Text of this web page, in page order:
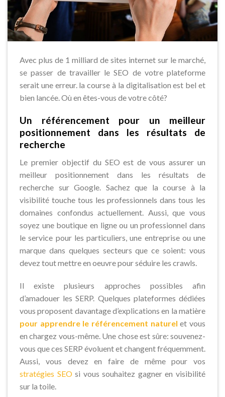
Avec plus de 1 milliard de sites internet sur le marché,
se passer de travailler le SEO de votre plateforme
serait une erreur. la course à la digitalisation est bel et
bien lancée. Où en êtes-vous de votre côté?
Un référencement pour un meilleur
positionnement dans les résultats de
recherche
Le premier objectif du SEO est de vous assurer un
meilleur positionnement dans les résultats de
recherche sur Google. Sachez que la course à la
visibilité touche tous les professionnels dans tous les
domaines confondus actuellement. Aussi, que vous
soyez une boutique en ligne ou un professionnel dans
le service pour les particuliers, une entreprise ou une
marque dans quelques secteurs que ce soient: vous
devez tout mettre en oeuvre pour séduire les crawls.
Il existe plusieurs approches possibles afin
d’amadouer les SERP. Quelques plateformes dédiées
vous proposent davantage d’explications en la matière
pour apprendre le référencement naturel et vous
en chargez vous-même. Une chose est sûre: souvenez-
vous que ces SERP évoluent et changent fréquemment.
Aussi, vous devez en faire de même pour vos
stratégies SEOsi vous souhaitez gagner en visibilité
sur la toile.